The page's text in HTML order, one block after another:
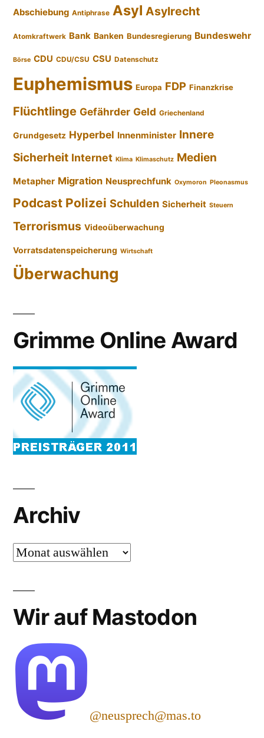
Abschiebung Antiphrase Asyl Asylrecht
Atomkraftwerk Bank Banken Bundesregierung Bundeswehr
Börse CDU CDU/CSU CSU Datenschutz
Euphemismus Europa FDP Finanzkrise
Flüchtlinge Gefährder Geld Griechenland
Grundgesetz Hyperbel Innenminister Innere
Sicherheit Internet Klima Klimaschutz Medien
Metapher Migration Neusprechfunk Oxymoron Pleonasmus
Podcast Polizei Schulden Sicherheit Steuern
Terrorismus Videoüberwachung
Vorratsdatenspeicherung Wirtschaft
Überwachung
Grimme Online Award
Archiv
Archiv
Wir auf Mastodon
@neusprech@mas.to